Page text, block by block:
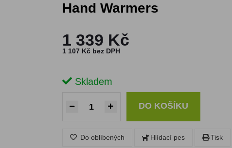
Hand Warmers
1 339 Kč
1 107 Kč bez DPH
Skladem
DO KOŠÍKU
Do oblíbených Hlídací pes Tisk